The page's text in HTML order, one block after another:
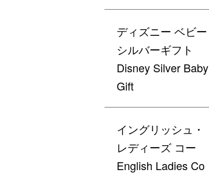
ディズニー ベビー
シルバーギフト
Disney Silver Baby
Gift
イングリッシュ・
レディーズ コー
English Ladies Co